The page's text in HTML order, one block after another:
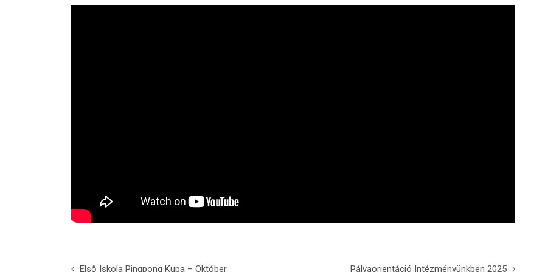
Első Iskola Pingpong Kupa – Október Pályaorientáció Intézményünkben 2025